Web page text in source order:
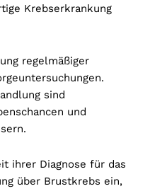
Krebserkrankung
regelmäßiger
sind
und
ihrer Diagnose für das
über Brustkrebs ein,